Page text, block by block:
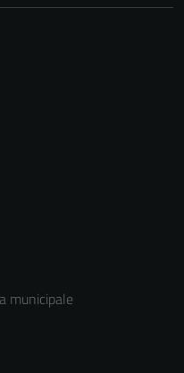
municipale
possono